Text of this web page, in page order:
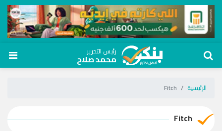
رئيس التحرير
محمد صلاح
الرئيسية Fitch
Fitch